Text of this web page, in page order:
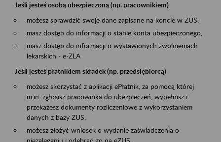
Jeśli jesteś osobą ubezpieczoną (np. pracownikiem)
możesz sprawdzić swoje dane zapisane na koncie w ZUS,
masz dostęp do informacji o stanie konta ubezpieczonego,
masz dostęp do informacji o wystawionych zwolnieniach
lekarskich - e-ZLA
Jeśli jesteś płatnikiem składek (np. przedsiębiorcą)
możesz skorzystać z aplikacji ePłatnik, za pomocą której
m.in. zgłosisz pracownika do ubezpieczeń, wypełnisz i
przekażesz dokumenty rozliczeniowe z wykorzystaniem
danych z bazy ZUS,
możesz złożyć wniosek o wydanie zaświadczenia o